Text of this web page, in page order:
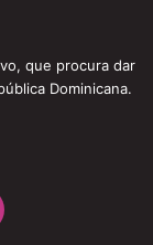
que procura dar
Dominicana.